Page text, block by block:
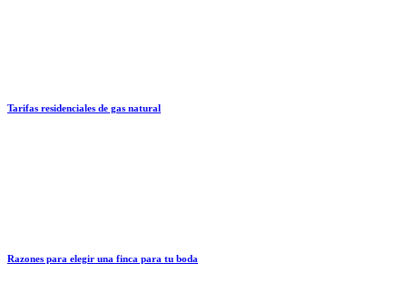
Tarifas residenciales de gas natural
Razones para elegir una finca para tu boda